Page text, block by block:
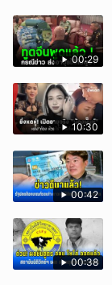
00:29
10:30
00:42
00:38